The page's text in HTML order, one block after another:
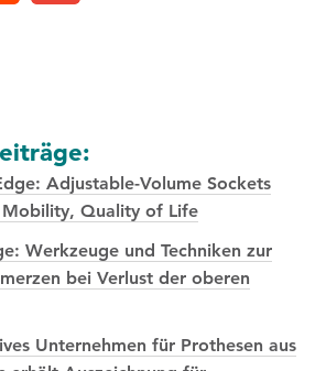
Adjustable-Volume Sockets
Quality of Life
Werkzeuge und Techniken zur
bei Verlust der oberen
Unternehmen für Prothesen aus